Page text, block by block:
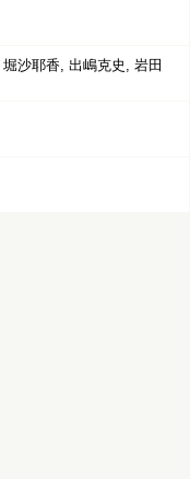
沙耶香, 出嶋克史, 岩田